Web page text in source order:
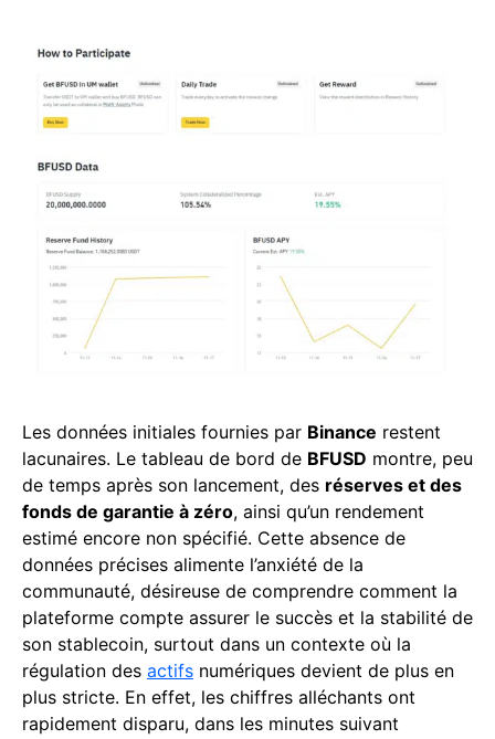
Les données initiales fournies par Binance restent
lacunaires. Le tableau de bord de BFUSD montre, peu
de temps après son lancement, des réserves et des
fonds de garantie à zéro, ainsi qu’un rendement
estimé encore non spécifié. Cette absence de
données précises alimente l’anxiété de la
communauté, désireuse de comprendre comment la
plateforme compte assurer le succès et la stabilité de
son stablecoin, surtout dans un contexte où la
régulation des actifs numériques devient de plus en
plus stricte. En effet, les chiffres alléchants ont
rapidement disparu, dans les minutes suivant